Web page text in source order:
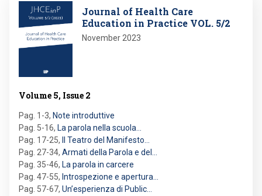
Image
Journal of Health Care
Education in Practice VOL. 5/2
November 2023
Volume 5, Issue 2
Pag. 1-3, Note introduttive
Pag. 5-16, La parola nella scuola…
Pag. 17-25,
Il Teatro del Manifesto…
Pag. 27-34, Armati della Parola e del…
Pag. 35-46, La parola in carcere
Pag. 47-55, Introspezione e apertura…
Pag. 57-67, Un’esperienza di Public…